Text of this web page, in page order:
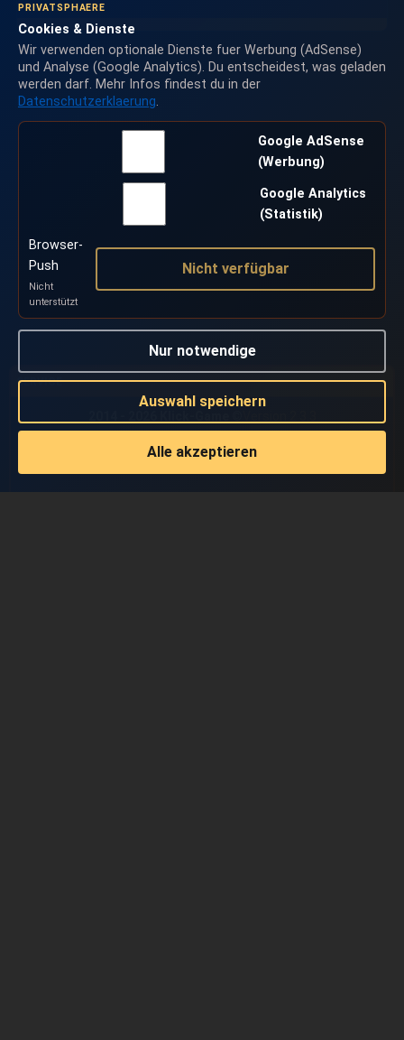
SERVICE
PRIVATSPHAERE
Cookies & Dienste
Wir verwenden optionale Dienste fuer Werbung (AdSense)
und Analyse (Google Analytics). Du entscheidest, was geladen
werden darf. Mehr Infos findest du in der
Datenschutzerklaerung.
Google AdSense
(Werbung)
Google Analytics
(Statistik)
Browser-
Push
Nicht
unterstützt
Nicht verfügbar
Nur notwendige
Auswahl speichern
Alle akzeptieren